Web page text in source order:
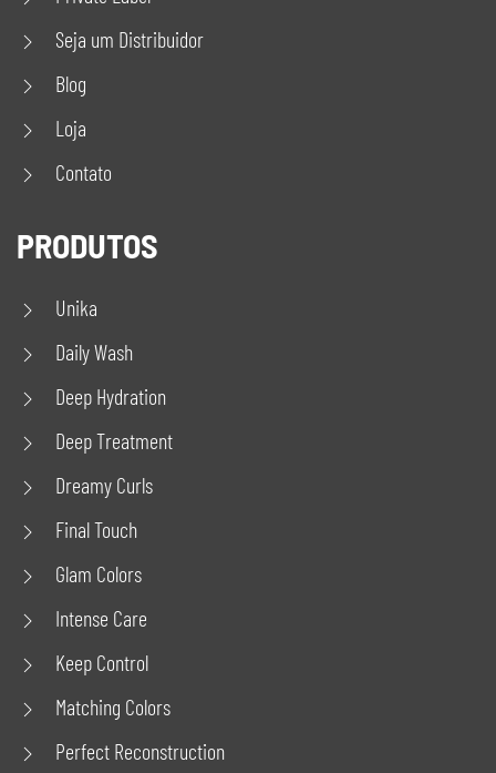
Seja um Distribuidor
Blog
Loja
Contato
PRODUTOS
Unika
Daily Wash
Deep Hydration
Deep Treatment
Dreamy Curls
Final Touch
Glam Colors
Intense Care
Keep Control
Matching Colors
Perfect Reconstruction